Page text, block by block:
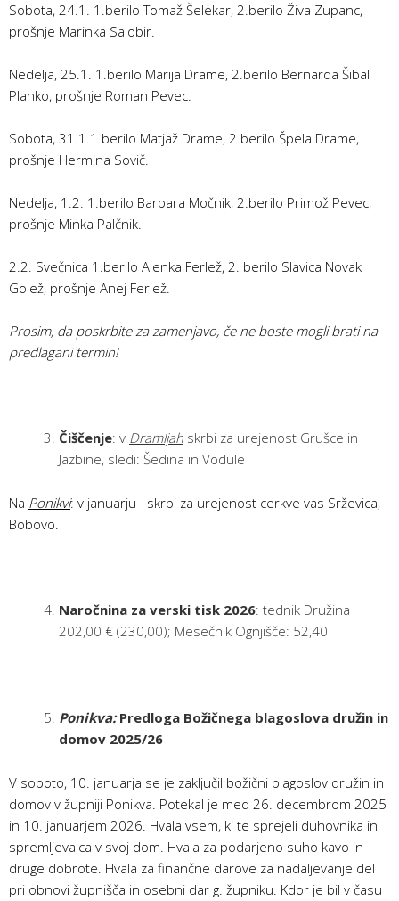
Sobota, 24.1. 1.berilo Tomaž Šelekar, 2.berilo Živa Zupanc,
prošnje Marinka Salobir.
Nedelja, 25.1. 1.berilo Marija Drame, 2.berilo Bernarda Šibal
Planko, prošnje Roman Pevec.
Sobota, 31.1.1.berilo Matjaž Drame, 2.berilo Špela Drame,
prošnje Hermina Sovič.
Nedelja, 1.2. 1.berilo Barbara Močnik, 2.berilo Primož Pevec,
prošnje Minka Palčnik.
2.2. Svečnica 1.berilo Alenka Ferlež, 2. berilo Slavica Novak
Golež, prošnje Anej Ferlež.
Prosim, da poskrbite za zamenjavo, če ne boste mogli brati na
predlagani termin!
Čiščenje: v Dramljah skrbi za urejenost Grušce in
Jazbine, sledi: Šedina in Vodule
Na Ponikvi: v januarju skrbi za urejenost cerkve vas Srževica,
Bobovo.
Naročnina za verski tisk 2026: tednik Družina
202,00 € (230,00); Mesečnik Ognjišče: 52,40
Ponikva:Predloga Božičnega blagoslova družin in
domov 2025/26
V soboto, 10. januarja se je zaključil božični blagoslov družin in
domov v župniji Ponikva. Potekal je med 26. decembrom 2025
in 10. januarjem 2026. Hvala vsem, ki te sprejeli duhovnika in
spremljevalca v svoj dom. Hvala za podarjeno suho kavo in
druge dobrote. Hvala za finančne darove za nadaljevanje del
pri obnovi župnišča in osebni dar g. župniku. Kdor je bil v času